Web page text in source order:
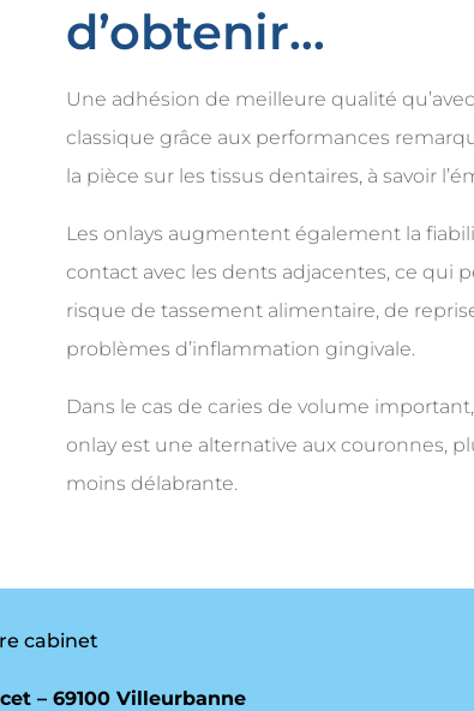
d’obtenir…
Une adhésion de meilleure qualité
classique grâce aux performances
la pièce sur les tissus dentaires, à savoir
Les onlays augmentent également la
contact avec les dents adjacentes, ce qui
risque de tassement alimentaire, de
problèmes d’inflammation gingivale.
Dans le cas de caries de volume
onlay est une alternative aux couronnes,
moins délabrante.
cabinet
– 69100 Villeurbanne